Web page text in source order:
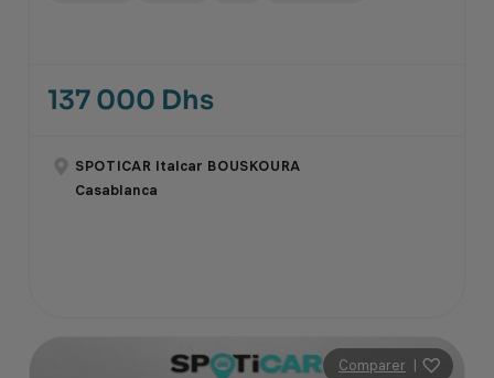
137 000 Dhs
SPOTICAR Italcar BOUSKOURA
Casablanca
Comparer |